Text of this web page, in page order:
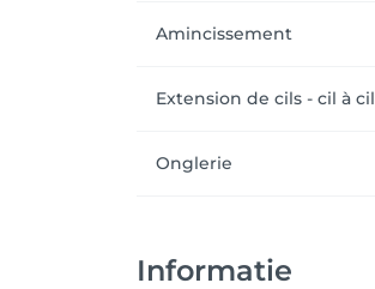
Amincissement
Extension de cils - cil à cil
Onglerie
Informatie